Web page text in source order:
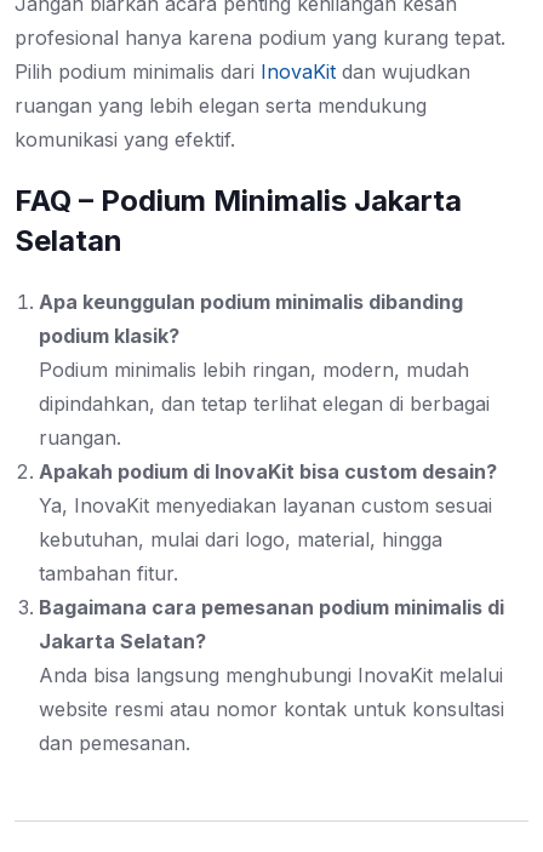
profesional hanya karena podium yang kurang tepat.
Pilih podium minimalis dari InovaKit dan wujudkan
ruangan yang lebih elegan serta mendukung
komunikasi yang efektif.
FAQ – Podium Minimalis Jakarta
Selatan
Apa keunggulan podium minimalis dibanding
podium klasik?
Podium minimalis lebih ringan, modern, mudah
dipindahkan, dan tetap terlihat elegan di berbagai
ruangan.
Apakah podium di InovaKit bisa custom desain?
Ya, InovaKit menyediakan layanan custom sesuai
kebutuhan, mulai dari logo, material, hingga
tambahan fitur.
Bagaimana cara pemesanan podium minimalis di
Jakarta Selatan?
Anda bisa langsung menghubungi InovaKit melalui
website resmi atau nomor kontak untuk konsultasi
dan pemesanan.